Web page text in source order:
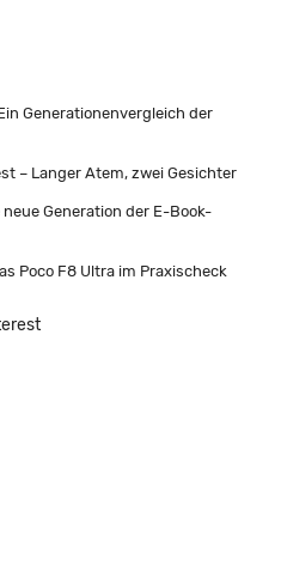
Generationenvergleich der
– Langer Atem, zwei Gesichter
Generation der E-Book-
Poco F8 Ultra im Praxischeck